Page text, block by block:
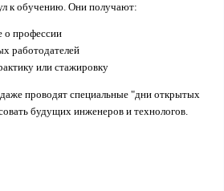
к обучению. Они получают:
о профессии
работодателей
или стажировку
проводят специальные "дни открытых
будущих инженеров и технологов.